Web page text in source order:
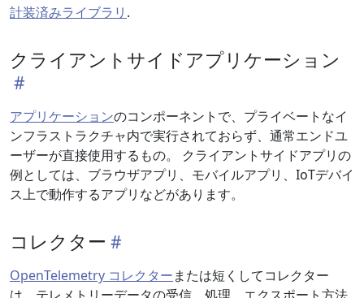
計装済みライブラリ .
クライアントサイドアプリケーション
アプリケーションのコンポーネントで、プライベートなイ
ンフラストラクチャ内で実行されておらず、通常エンドユ
ーザーが直接使用するもの。 クライアントサイドアプリの
例としては、ブラウザアプリ、モバイルアプリ、IoTデバイ
ス上で動作するアプリなどがあります。
コレクター
OpenTelemetry コレクターまたは短くしてコレクター